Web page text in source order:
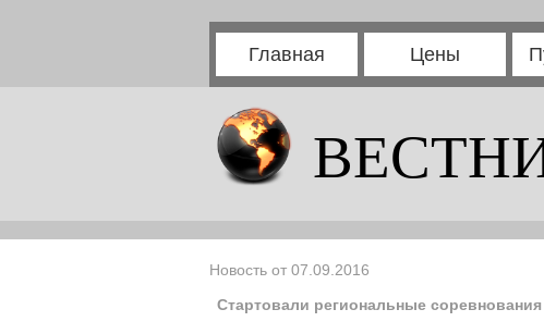
Главная Цены
Новость от 07.09.2016
Стартовали региональные